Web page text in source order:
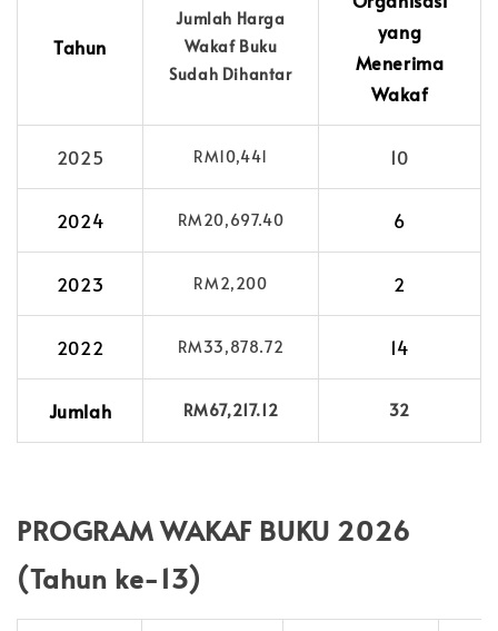
Tahun
Jumlah Harga
Wakaf Buku
Sudah Dihantar
yang
Menerima
Wakaf
2025 RM10,441 10
2024 RM20,697.40 6
2023 RM2,200 2
2022 RM33,878.72 14
Jumlah RM67,217.12 32
PROGRAM WAKAF BUKU 2026
(Tahun ke-13)